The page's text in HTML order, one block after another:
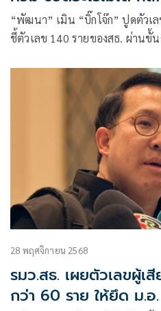
บัตร
“พัฒนา​” เมิน​ “บิ๊กโจ๊ก” ปูด​ตัวเ
ชี้ตัวเลข​ 140 รายของสธ.​ ผ่านขั้
28 พฤศจิกายน 2568
รมว.สธ. เผยตัวเลขผู้
กว่า 60 ราย ให้ยึด ม.